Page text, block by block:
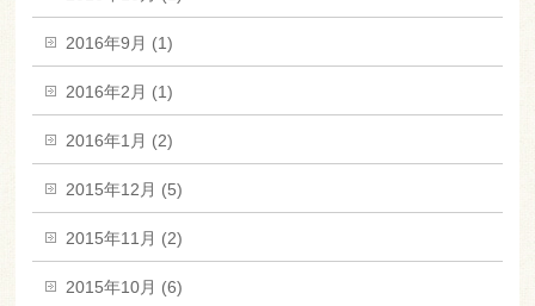
2016年9月 (1)
2016年2月 (1)
2016年1月 (2)
2015年12月 (5)
2015年11月 (2)
2015年10月 (6)